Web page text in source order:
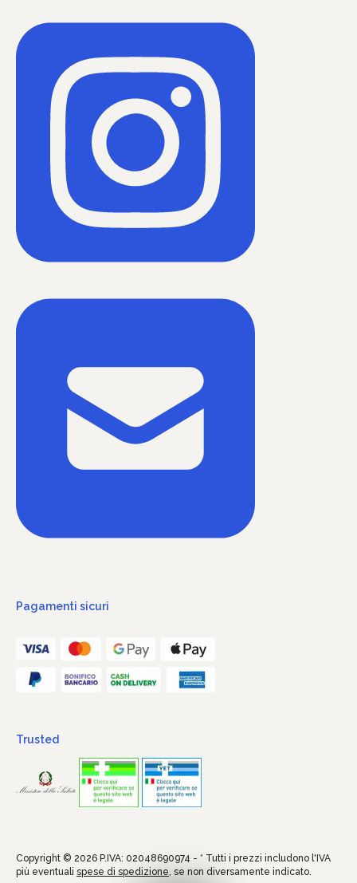
Pagamenti sicuri
Trusted
Copyright © 2026 P.IVA: 02048690974 - * Tutti i prezzi includono l'IVA
più eventuali spese di spedizione, se non diversamente indicato.